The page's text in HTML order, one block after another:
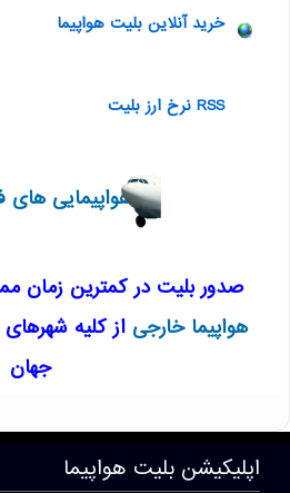
خرید آنلاین بلیت هواپیما
RSS نرخ ارز بلیت
هواپیمایی های
صدور بلیت در کمترین زمان
هواپیما خارجیاز کلیه
جهان
اپلیکیشن بلیت هواپیما